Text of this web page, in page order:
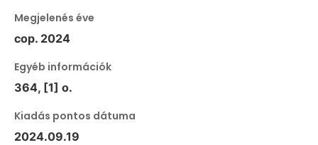
Megjelenés éve
cop. 2024
Egyéb információk
364, [1] o.
Kiadás pontos dátuma
2024.09.19